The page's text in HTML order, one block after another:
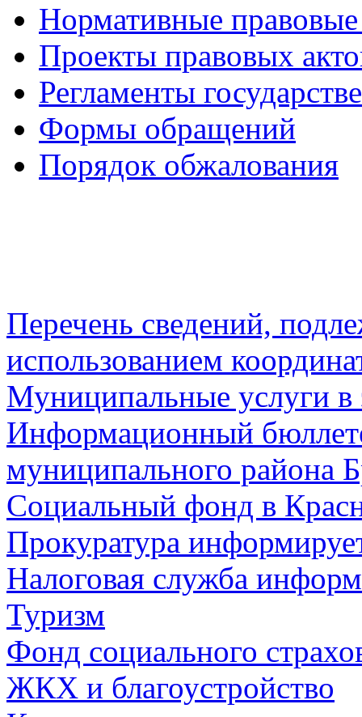
Нормативные
Проекты правовых
Регламенты
Формы обращений
Порядок обжалования
Перечень сведений,
использованием
Муниципальные услуги в
Информационный
муниципального района
Социальный фонд в
Прокуратура
Налоговая служба
Туризм
Фонд социального
ЖКХ и благоустройство